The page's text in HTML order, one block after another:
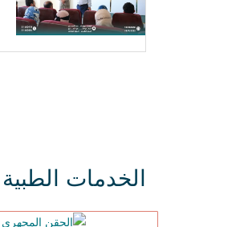
الخدمات الطبية